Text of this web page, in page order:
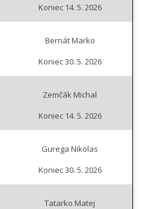
Koniec 14. 5. 2026
Bernát Marko
Koniec 30. 5. 2026
Zemčák Michal
Koniec 14. 5. 2026
Gurega Nikolas
Koniec 30. 5. 2026
Tatarko Matej